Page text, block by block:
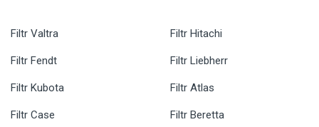
Filtr Valtra
Filtr Fendt
Filtr Kubota
Filtr Case
Filtr Hitachi
Filtr Liebherr
Filtr Atlas
Filtr Beretta